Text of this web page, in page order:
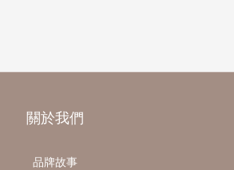
關於我們
品牌故事